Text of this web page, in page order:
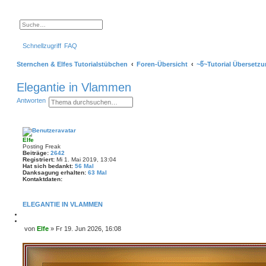
t
e
e
u
c
Schnellzugriff FAQ
Sternchen & Elfes Tutorialstübchen Foren-Übersicht ~წ~Tutorial
Elegantie in Vlammen
Antworten S
u
e
E
r
i
r
t
e
S
u
Elfe
Posting Freak
Beiträge: 2642
Registriert: Mi 1. Mai 2019, 13:04
Hat sich bedankt: 56 Mal
Danksagung erhalten: 63 Mal
Kontaktdaten:
n
a
t
e
n
ELEGANTIE IN VLAMMEN
e
ne
r
e
t
von Elfe » Fr 19. Jun 2026, 16:08